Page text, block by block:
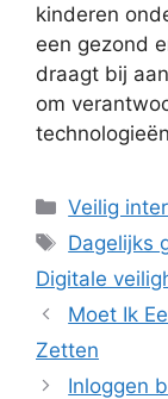
kinderen
een gezond
draagt bij
om
Veilig
Tags
Dagelijks
Digitale
Moet Ik
Zetten
Inloggen